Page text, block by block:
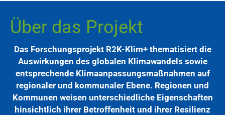
Über das Projekt
Das Forschungsprojekt R2K-Klim+ thematisiert die
Auswirkungen des globalen Klimawandels sowie
entsprechende Klimaanpassungsmaßnahmen auf
regionaler und kommunaler Ebene. Regionen und
Kommunen weisen unterschiedliche Eigenschaften
hinsichtlich ihrer Betroffenheit und ihrer Resilienz